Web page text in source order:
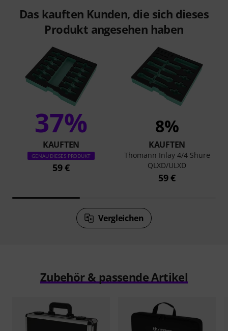
Das kauften Kunden, die sich dieses
Produkt angesehen haben
37%
KAUFTEN
GENAU DIESES PRODUKT
59 €
8%
KAUFTEN
Thomann Inlay 4/4 Shure
QLXD/ULXD
59 €
Vergleichen
Zubehör & passende Artikel